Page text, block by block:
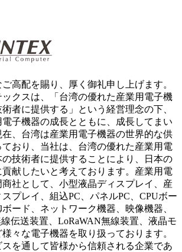
高配を賜り、厚く御礼申し上げます。
ックスは、「台湾の優れた産業用電子機
者に提供する」という経営理念の下、
子機器の成長とともに、成長してまい
在、台湾は産業用電子機器の世界的な供
おり、当社は、台湾の優れた産業用電
技術者に提供することにより、日本の
献したいと考えております。産業用電
社として、小型液晶ディスプレイ、産
プレイ、組込PC、パネルPC、CPUボー
ボード、ネットワーク機器、映像機器、
伝送装置、LoRaWAN無線装置、液晶モ
々な電子機器を取り扱っております。
を通して皆様から信頼される企業であ